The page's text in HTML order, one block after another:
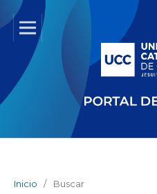
Inicio / Buscar